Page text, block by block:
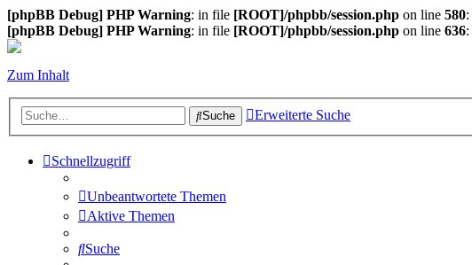
[phpBB Debug] PHP Warning: in file [ROOT]/phpbb/session.php on line 580:
[phpBB Debug] PHP Warning: in file [ROOT]/phpbb/session.php on line 636:
Zum Inhalt
Suche Erweiterte Suche
Schnellzugriff
Unbeantwortete Themen
Aktive Themen
Suche